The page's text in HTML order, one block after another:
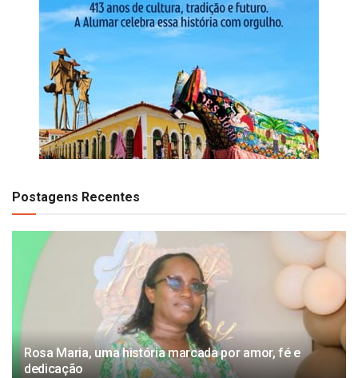
Postagens Recentes
Rosa Maria, uma história marcada por amor, fé e
dedicação